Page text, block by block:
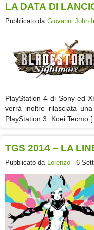
LA DATA DI
Pubblicato da Giovanni John
PlayStation 4 di Sony ed
verrà inoltre rilasciata
PlayStation 3. Koei Tecmo
TGS 2014 – LA
Pubblicato da Lorenzo - 6